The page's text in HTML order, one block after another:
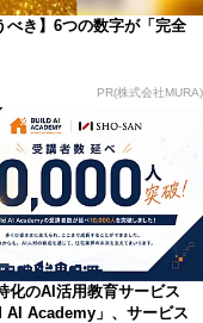
べき】6つの数字が「完全
PR(株式会社MURA)
化のAI活用教育サービス
AI Academy」、サービス